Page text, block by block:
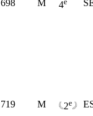
698 M 4
719 M 2e